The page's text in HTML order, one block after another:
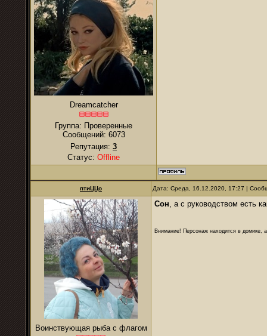
Dreamcatcher
Группа: Проверенные
Сообщений: 6073
Репутация: 3
Статус: Offline
птиЦЦо Дата: Среда, 16.12.2020, 17:27 |
Воинствующая рыба с флагом
Сон, а с руководством есть
Внимание! Персонаж находится в домике,